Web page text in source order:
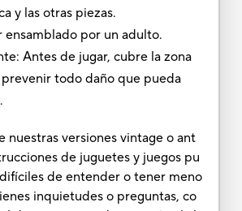
y las otras piezas.
ensamblado por un adulto.
Antes de jugar, cubre la zona
todo daño que pueda
nuestras versiones vintage o ant
de juguetes y juegos pu
de entender o tener meno
inquietudes o preguntas, co